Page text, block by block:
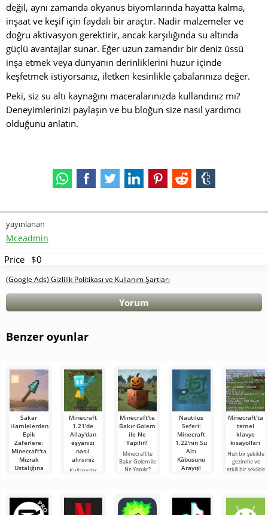
değil, aynı zamanda okyanus biyomlarında hayatta kalma,
inşaat ve keşif için faydalı bir araçtır. Nadir malzemeler ve
doğru aktivasyon gerektirir, ancak karşılığında su altında
güçlü avantajlar sunar. Eğer uzun zamandır bir deniz üssü
inşa etmek veya dünyanın derinliklerini huzur içinde
keşfetmek istiyorsanız, iletken kesinlikle çabalarınıza değer.
Peki, siz su altı kaynağını maceralarınızda kullandınız mı?
Deneyimlerinizi paylaşın ve bu bloğun size nasıl yardımcı
olduğunu anlatın.
yayınlanan
Mceadmin
Price $0
(Google Ads) Gizlilik Politikası ve Kullanım Şartları
Yorum
Benzer oyunlar
Sakar
Hamlelerden
Epik
Zaferlere:
Minecraft'ta
Mızrak
Ustalığına
dünyanın
deneycileri!
Minecraft
1.21'de
Allay'dan
eşyanızı
nasıl
alırsınız
Kullanıcılar,
toplamaya
yardımcı
Minecraft'te
Bakır Golem
ile Ne
Yapılır?
Minecraft'te
Bakır Golem ile
Ne Yapılır?
şeyler oluyor:
yeni
Nautilus
Seferi:
Minecraft
1.22'nin Su
Altı
Kâbusunu
Arayış!
Dürüst olmak
gerekirse, bu
Minecraft'ta
temel
klavye
kısayolları
Hızlı bir şekilde
gezinme ve
etkili bir şekilde
önemli bir
kalitedir.